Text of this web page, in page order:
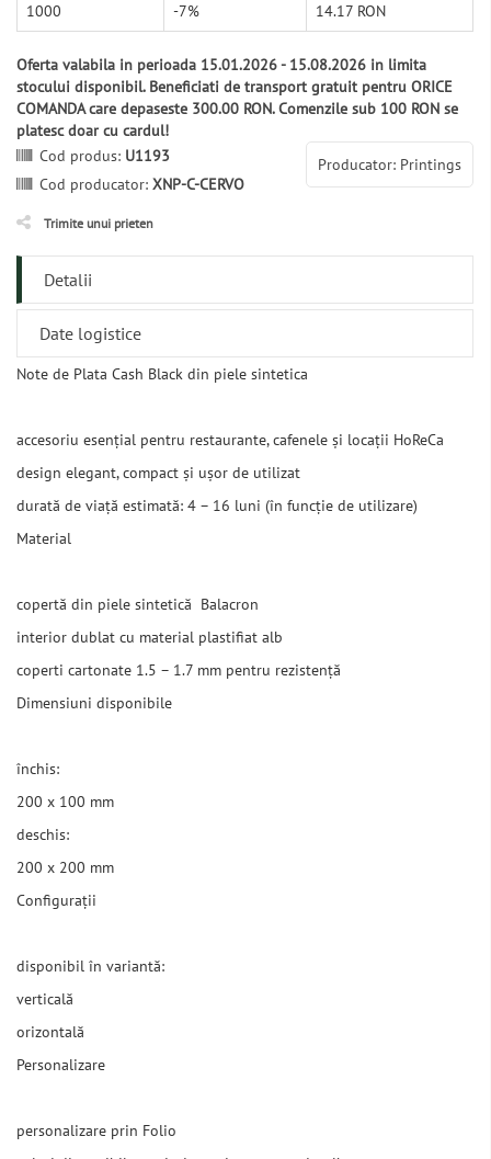
1000 -7% 14.17 RON
Oferta valabila in perioada 15.01.2026 - 15.08.2026 in limita
stocului disponibil. Beneficiati de transport gratuit pentru ORICE
COMANDA care depaseste 300.00 RON. Comenzile sub 100 RON se
platesc doar cu cardul!
Producator: Printings
Cod produs: U1193
Cod producator: XNP-C-CERVO
Trimite unui prieten
Detalii
Date logistice
Note de Plata Cash Black din piele sintetica
accesoriu esențial pentru restaurante, cafenele și locații HoReCa
design elegant, compact și ușor de utilizat
durată de viață estimată: 4 – 16 luni (în funcție de utilizare)
Material
copertă din piele sintetică Balacron
interior dublat cu material plastifiat alb
coperti cartonate 1.5 – 1.7 mm pentru rezistență
Dimensiuni disponibile
închis:
200 x 100 mm
deschis:
200 x 200 mm
Configurații
disponibil în variantă:
verticală
orizontală
Personalizare
personalizare prin Folio